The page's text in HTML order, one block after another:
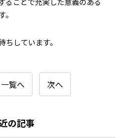
ちしています。
一覧へ 次へ
の記事